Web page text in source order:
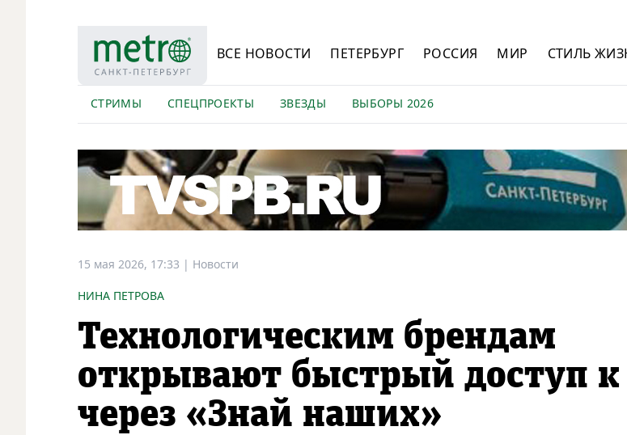
ВСЕ НОВОСТИ ПЕТЕРБУРГ РОССИЯ МИР СТИЛЬ
СТРИМЫ СПЕЦПРОЕКТЫ ЗВЕЗДЫ ВЫБОРЫ 2026
15 мая 2026, 17:33 | Новости
НИНА ПЕТРОВА
Технологическим брендам
открывают быстрый доступ
через «Знай наших»